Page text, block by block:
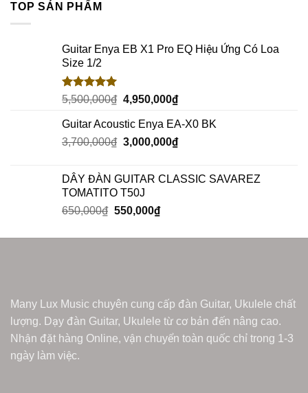
TOP SẢN PHẨM
Guitar Enya EB X1 Pro EQ Hiệu Ứng Có Loa
Size 1/2
Rated5.00
5,500,000₫ 4,950,000₫
Guitar Acoustic Enya EA-X0 BK
3,700,000₫ 3,000,000₫
DÂY ĐÀN GUITAR CLASSIC SAVAREZ
TOMATITO T50J
650,000₫ 550,000₫
Many Lux Music chuyên cung cấp đàn Guitar, Ukulele chất
lượng. Dạy đàn Guitar, Ukulele từ cơ bản đến nâng cao.
Nhận đặt hàng Online, vận chuyển toàn quốc chỉ trong 1-3
ngày làm việc.